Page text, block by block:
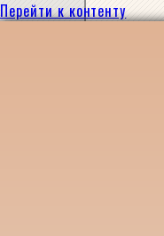
Перейти к контенту